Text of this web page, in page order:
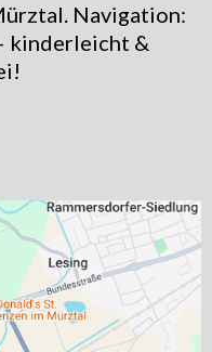
Navigation:
kinderleicht &